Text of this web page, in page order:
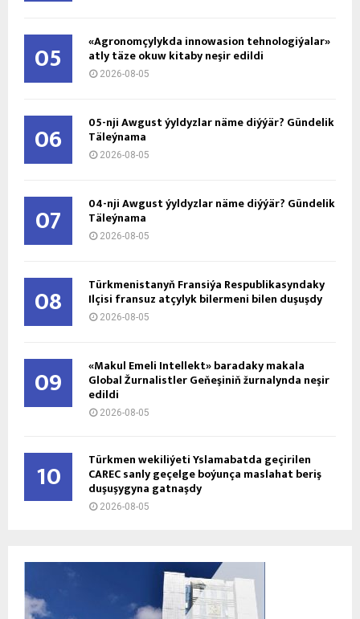
05 «Agronomçylykda innowasion tehnologiýalar»
atly täze okuw kitaby neşir edildi
2026-08-05
06 05-nji Awgust ýyldyzlar näme diýýär? Gündelik
Täleýnama
2026-08-05
07 04-nji Awgust ýyldyzlar näme diýýär? Gündelik
Täleýnama
2026-08-05
08 Türkmenistanyň Fransiýa Respublikasyndaky
Ilçisi fransuz atçylyk bilermeni bilen duşuşdy
2026-08-05
09 «Makul Emeli Intellekt» baradaky makala
Global Žurnalistler Geňeşiniň žurnalynda neşir
edildi
2026-08-05
10 Türkmen wekiliýeti Yslamabatda geçirilen
CAREC sanly geçelge boýunça maslahat beriş
duşuşygyna gatnaşdy
2026-08-05